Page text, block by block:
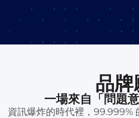
品牌
一場來自「問題
資訊爆炸的時代裡，99.999%